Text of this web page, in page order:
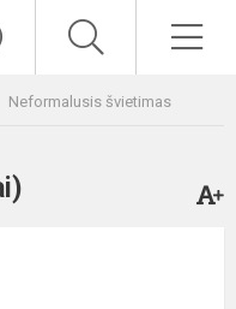
Neformalusis švietimas